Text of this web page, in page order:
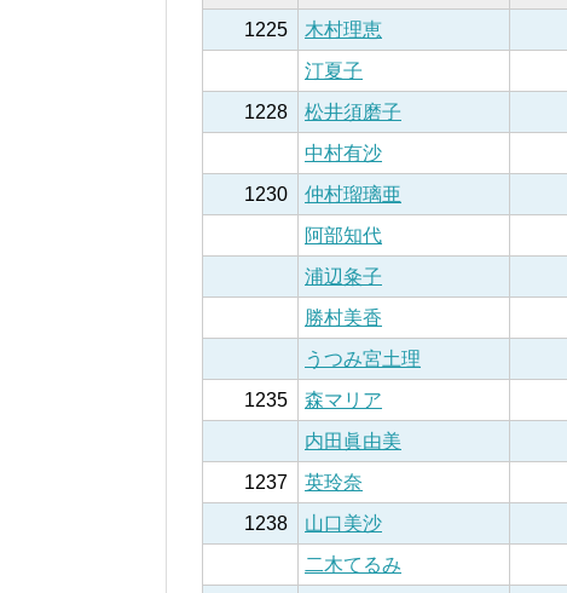
1225
木村理恵
汀夏子
1228
松井須磨子
中村有沙
1230
仲村瑠璃亜
阿部知代
浦辺粂子
勝村美香
うつみ宮土理
1235
森マリア
内田眞由美
1237
英玲奈
1238
山口美沙
二木てるみ